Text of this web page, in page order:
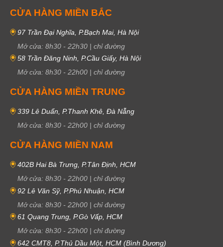
CỬA HÀNG MIỀN BẮC
97 Trần Đại Nghĩa, P.Bạch Mai, Hà Nội
Mở cửa: 8h30 - 22h30 | chỉ đường
58 Trần Đăng Ninh, P.Cầu Giấy, Hà Nội
Mở cửa: 8h30 - 22h00 | chỉ đường
CỬA HÀNG MIỀN TRUNG
339 Lê Duẩn, P.Thanh Khê, Đà Nẵng
Mở cửa: 8h30 - 22h00 | chỉ đường
CỬA HÀNG MIỀN NAM
402B Hai Bà Trưng, P.Tân Định, HCM
Mở cửa: 8h30 - 22h00 | chỉ đường
92 Lê Văn Sỹ, P.Phú Nhuận, HCM
Mở cửa: 8h30 - 22h00 | chỉ đường
61 Quang Trung, P.Gò Vấp, HCM
Mở cửa: 8h30 - 22h00 | chỉ đường
642 CMT8, P.Thủ Dầu Một, HCM (Bình Dương)